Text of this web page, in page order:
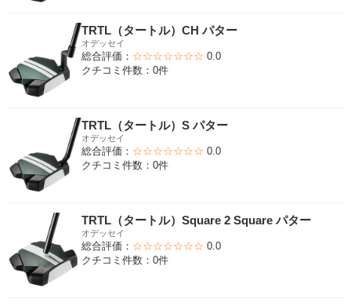
TRTL（タートル）CH パター
オデッセイ
総合評価： ☆☆☆☆☆☆☆ 0.0
クチコミ件数：0件
TRTL（タートル）S パター
オデッセイ
総合評価： ☆☆☆☆☆☆☆ 0.0
クチコミ件数：0件
TRTL（タートル）Square 2 Square パター
オデッセイ
総合評価： ☆☆☆☆☆☆☆ 0.0
クチコミ件数：0件